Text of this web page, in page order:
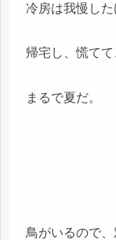
冷房は我慢した
帰宅し、慌てて
まるで夏だ。
鳥がいるので